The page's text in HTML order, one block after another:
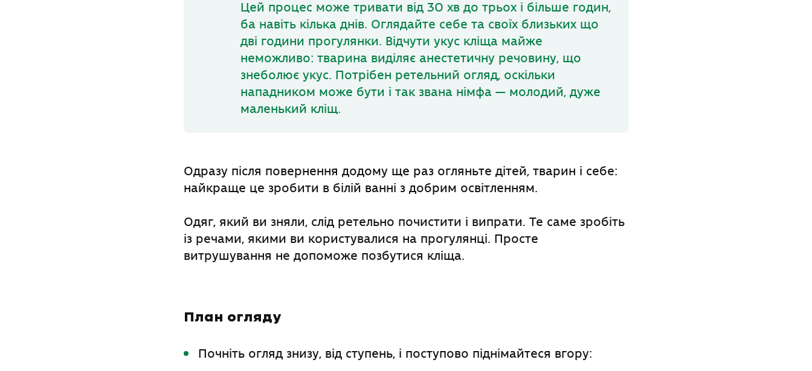
Цей процес може тривати від 30 хв до трьох і більше годин,
ба навіть кілька днів. Оглядайте себе та своїх близьких що
дві години прогулянки. Відчути укус кліща майже
неможливо: тварина виділяє анестетичну речовину, що
знеболює укус. Потрібен ретельний огляд, оскільки
нападником може бути і так звана німфа — молодий, дуже
маленький кліщ.
Одразу після повернення додому ще раз огляньте дітей, тварин і себе:
найкраще це зробити в білій ванні з добрим освітленням.
Одяг, який ви зняли, слід ретельно почистити і випрати. Те саме зробіть
із речами, якими ви користувалися на прогулянці. Просте
витрушування не допоможе позбутися кліща.
План огляду
Почніть огляд знизу, від ступень, і поступово піднімайтеся вгору: